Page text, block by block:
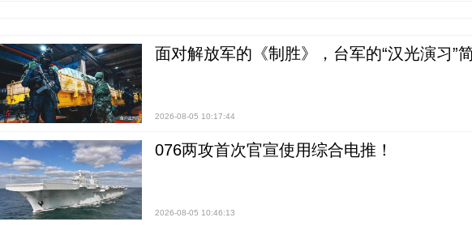
面对解放军的《制胜》，台军的“汉光演习”
2026-08-05 10:17:44
076两攻首次官宣使用综合电推！
2026-08-05 10:46:13